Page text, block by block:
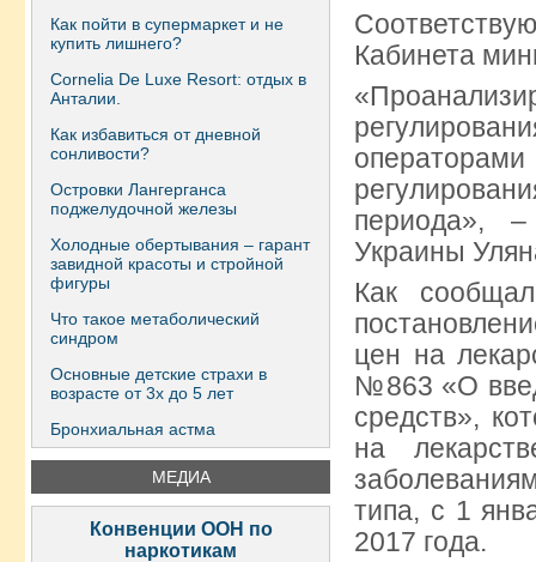
Как пойти в супермаркет и не
купить лишнего?
Сornelia De Luxe Resort: отдых в
Анталии.
Как избавиться от дневной
сонливости?
Островки Лангерганса
поджелудочной железы
Холодные обертывания – гарант
завидной красоты и стройной
фигуры
Что такое метаболический
синдром
Основные детские страхи в
возрасте от 3х до 5 лет
Бронхиальная астма
МЕДИА
Конвенции ООН по
наркотикам
Кабинета
периода»,
Украины
Как
цен на
№863 «О
средств»,
на
типа, с 1
2017 года.